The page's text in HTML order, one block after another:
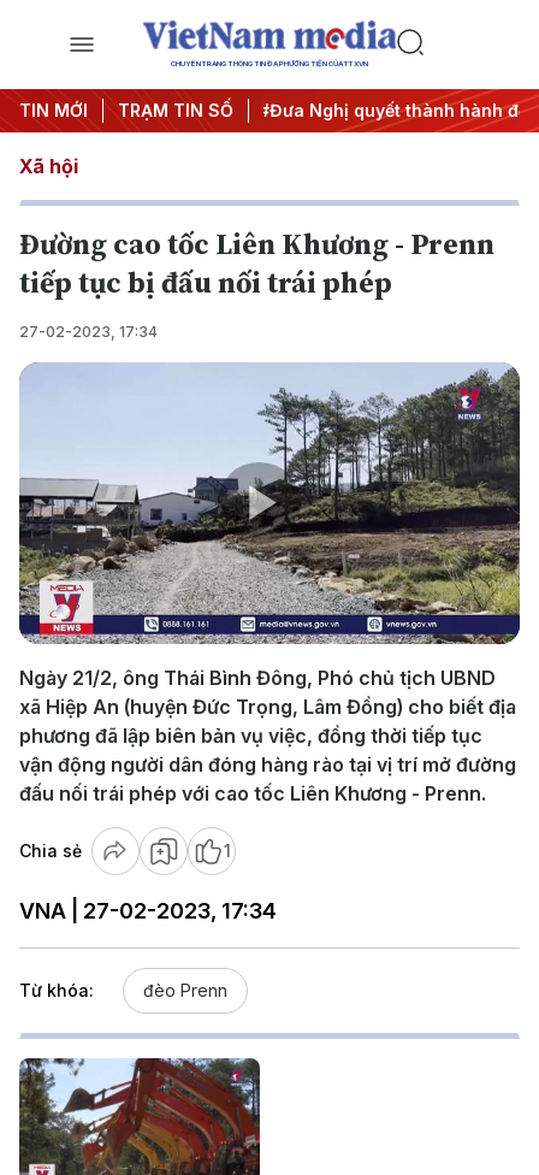
CHUYÊN TRANG THÔNG TIN ĐA PHƯƠNG TIỆN CỦA TTXVN
TIN MỚI TRẠM TIN SỐ
nghị Trung ương 3 #Đưa Nghị quyết thành hành động
Xã hội
Đường cao tốc Liên Khương - Prenn
tiếp tục bị đấu nối trái phép
27-02-2023, 17:34
Play
Video
Ngày 21/2, ông Thái Bình Đông, Phó chủ tịch UBND
xã Hiệp An (huyện Đức Trọng, Lâm Đồng) cho biết địa
phương đã lập biên bản vụ việc, đồng thời tiếp tục
vận động người dân đóng hàng rào tại vị trí mở đường
đấu nối trái phép với cao tốc Liên Khương - Prenn.
Chia sẻ 1
VNA | 27-02-2023, 17:34
Từ khóa: đèo Prenn